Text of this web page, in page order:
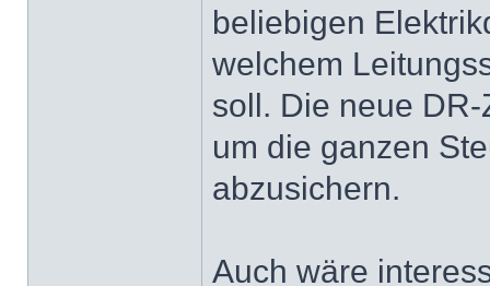
beliebigen
welchem
soll. Die neue
um die ganzen
abzusichern.
Auch wäre